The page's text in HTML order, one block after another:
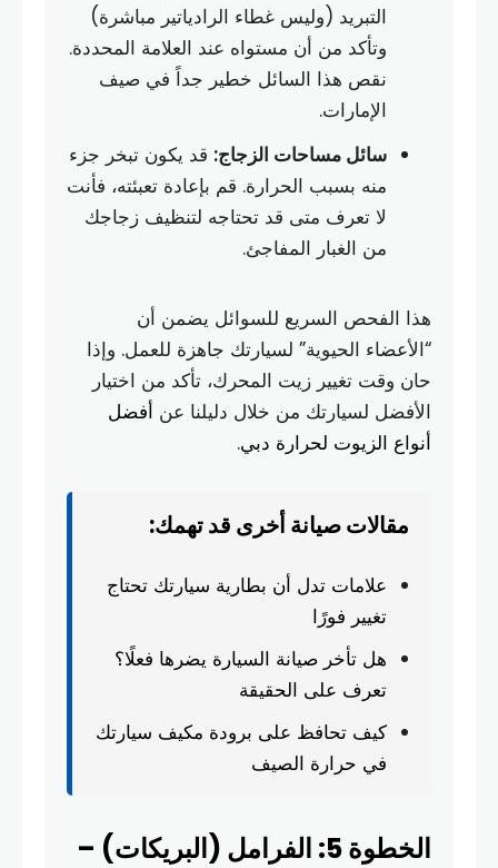
التبريد (وليس غطاء الرادياتير مباشرة)
وتأكد من أن مستواه عند العلامة المحددة.
نقص هذا السائل خطير جداً في صيف
الإمارات.
سائل مساحات الزجاج: قد يكون تبخر جزء
منه بسبب الحرارة. قم بإعادة تعبئته، فأنت
لا تعرف متى قد تحتاجه لتنظيف زجاجك
من الغبار المفاجئ.
هذا الفحص السريع للسوائل يضمن أن
“الأعضاء الحيوية” لسيارتك جاهزة للعمل. وإذا
حان وقت تغيير زيت المحرك، تأكد من اختيار
الأفضل لسيارتك من خلال دليلنا عن أفضل
أنواع الزيوت لحرارة دبي.
مقالات صيانة أخرى قد تهمك:
علامات تدل أن بطارية سيارتك تحتاج
تغيير فورًا
هل تأخر صيانة السيارة يضرها فعلًا؟
تعرف على الحقيقة
كيف تحافظ على برودة مكيف سيارتك
في حرارة الصيف
الخطوة 5: الفرامل (البريكات) –